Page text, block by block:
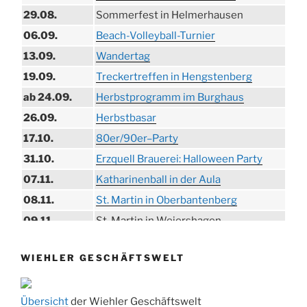
29.08.
Sommerfest in Helmerhausen
06.09.
Beach-Volleyball-Turnier
13.09.
Wandertag
19.09.
Treckertreffen in Hengstenberg
ab 24.09.
Herbstprogramm im Burghaus
26.09.
Herbstbasar
17.10.
80er/90er–Party
31.10.
Erzquell Brauerei: Halloween Party
07.11.
Katharinenball in der Aula
08.11.
St. Martin in Oberbantenberg
09.11.
St. Martin in Weiershagen
11.11.
„DÜX“ im Burghaus
14.11.
15.11.
Konzert Bielsteiner Männerchor
WIEHLER GESCHÄFTSWELT
Übersichtder Wiehler Geschäftswelt